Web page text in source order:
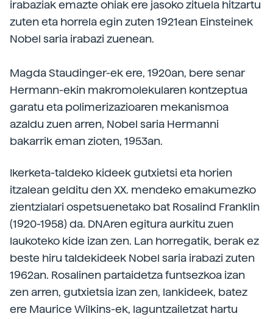
irabaziak emazte ohiak ere jasoko zituela hitzartu
zuten eta horrela egin zuten 1921ean Einsteinek
Nobel saria irabazi zuenean.
Magda Staudinger-ek ere, 1920an, bere senar
Hermann-ekin makromolekularen kontzeptua
garatu eta polimerizazioaren mekanismoa
azaldu zuen arren, Nobel saria Hermanni
bakarrik eman zioten, 1953an.
Ikerketa-taldeko kideek gutxietsi eta horien
itzalean gelditu den XX. mendeko emakumezko
zientzialari ospetsuenetako bat Rosalind Franklin
(1920-1958) da. DNAren egitura aurkitu zuen
laukoteko kide izan zen. Lan horregatik, berak ez
beste hiru taldekideek Nobel saria irabazi zuten
1962an. Rosalinen partaidetza funtsezkoa izan
zen arren, gutxietsia izan zen, lankideek, batez
ere Maurice Wilkins-ek, laguntzailetzat hartu